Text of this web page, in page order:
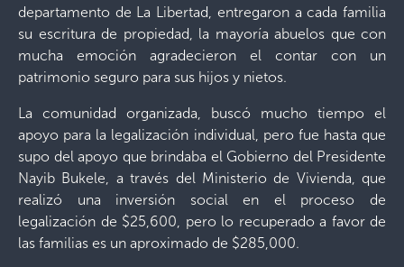
departamento de La Libertad, entregaron a cada familia
su escritura de propiedad, la mayoría abuelos que con
mucha emoción agradecieron el contar con un
patrimonio seguro para sus hijos y nietos.
La comunidad organizada, buscó mucho tiempo el
apoyo para la legalización individual, pero fue hasta que
supo del apoyo que brindaba el Gobierno del Presidente
Nayib Bukele, a través del Ministerio de Vivienda, que
realizó una inversión social en el proceso de
legalización de $25,600, pero lo recuperado a favor de
las familias es un aproximado de $285,000.